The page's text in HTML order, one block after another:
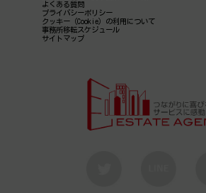
よくある質問
プライバシーポリシー
クッキー（Cookie）の利用について
事務所移転スケジュール
サイトマップ